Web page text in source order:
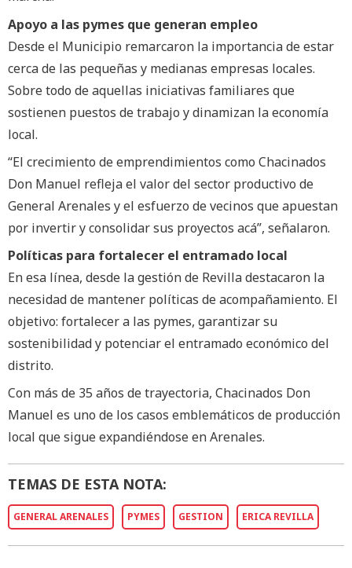
Apoyo a las pymes que generan empleo
Desde el Municipio remarcaron la importancia de estar
cerca de las pequeñas y medianas empresas locales.
Sobre todo de aquellas iniciativas familiares que
sostienen puestos de trabajo y dinamizan la economía
local.
“El crecimiento de emprendimientos como Chacinados
Don Manuel refleja el valor del sector productivo de
General Arenales y el esfuerzo de vecinos que apuestan
por invertir y consolidar sus proyectos acá”, señalaron.
Políticas para fortalecer el entramado local
En esa línea, desde la gestión de Revilla destacaron la
necesidad de mantener políticas de acompañamiento. El
objetivo: fortalecer a las pymes, garantizar su
sostenibilidad y potenciar el entramado económico del
distrito.
Con más de 35 años de trayectoria, Chacinados Don
Manuel es uno de los casos emblemáticos de producción
local que sigue expandiéndose en Arenales.
TEMAS DE ESTA NOTA:
GENERAL ARENALES PYMES GESTION ERICA REVILLA